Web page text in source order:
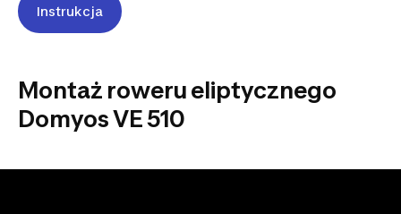
Instrukcja
Montaż roweru eliptycznego
Domyos VE 510